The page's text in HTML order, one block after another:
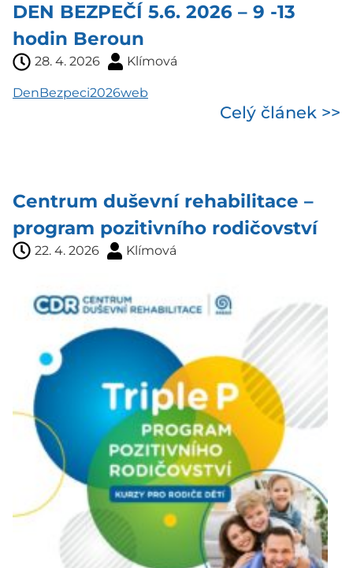
DEN BEZPEČÍ 5.6. 2026 – 9 -13
hodin Beroun
28. 4. 2026 Klímová
DenBezpeci2026web
Celý článek >>
Centrum duševní rehabilitace –
program pozitivního rodičovství
22. 4. 2026 Klímová